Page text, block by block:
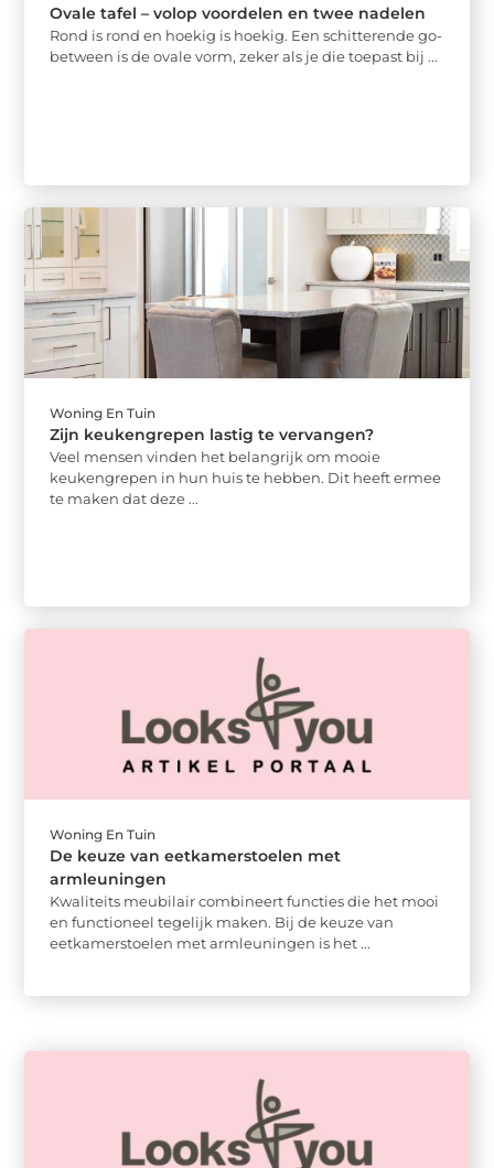
Ovale tafel – volop voordelen en twee nadelen
Rond is rond en hoekig is hoekig. Een schitterende go-
between is de ovale vorm, zeker als je die toepast bij ...
Woning En Tuin
Zijn keukengrepen lastig te vervangen?
Veel mensen vinden het belangrijk om mooie
keukengrepen in hun huis te hebben. Dit heeft ermee
te maken dat deze ...
Woning En Tuin
De keuze van eetkamerstoelen met
armleuningen
Kwaliteits meubilair combineert functies die het mooi
en functioneel tegelijk maken. Bij de keuze van
eetkamerstoelen met armleuningen is het ...